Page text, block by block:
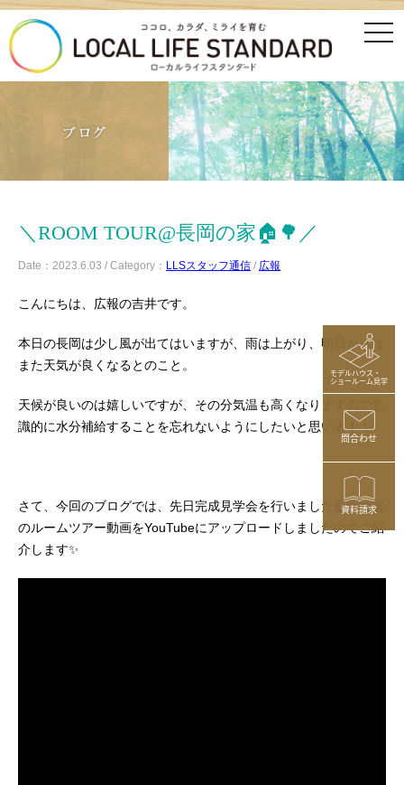
モデルハウス・
ショールーム見学
問合わせ
資料請求
＼ROOM TOUR@長岡の家🏠🌳／
Date：2023.6.03 / Category： LLSスタッフ通信 / 広報
こんにちは、広報の吉井です。
本日の長岡は少し風が出てはいますが、雨は上がり、明日からは
また天気が良くなるとのこと。
天候が良いのは嬉しいですが、その分気温も高くなりますので意
識的に水分補給することを忘れないようにしたいと思います！
さて、今回のブログでは、先日完成見学会を行いました
長岡の家
のルームツアー動画をYouTubeにアップロードしましたのでご紹
介します✨